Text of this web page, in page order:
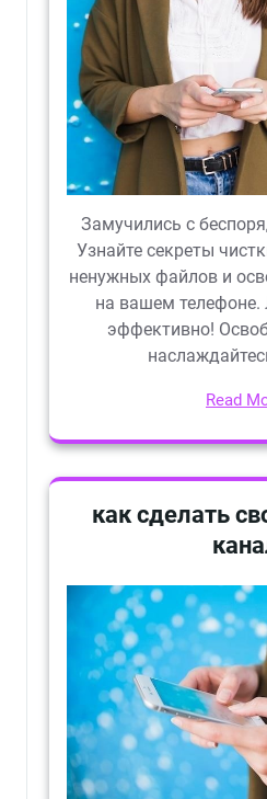
Замучились с
Узнайте секреты
ненужных файлов и
на вашем телефоне.
эффективно!
Read
как сделать